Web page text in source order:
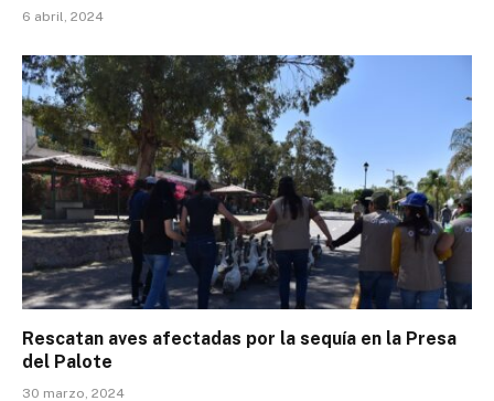
6 abril, 2024
Rescatan aves afectadas por la sequía en la Presa
del Palote
30 marzo, 2024